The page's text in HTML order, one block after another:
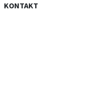
KONTAKT